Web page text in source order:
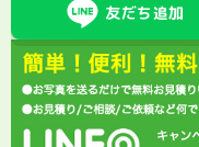
友だち追加